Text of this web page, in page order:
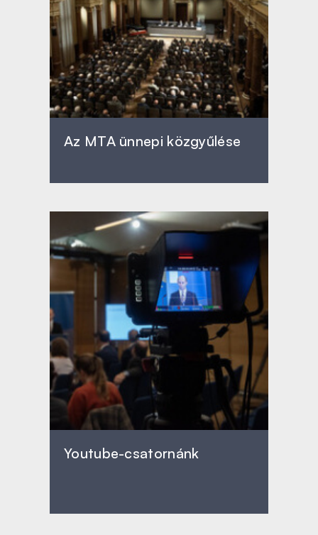
Az MTA ünnepi közgyűlése
Youtube-csatornánk